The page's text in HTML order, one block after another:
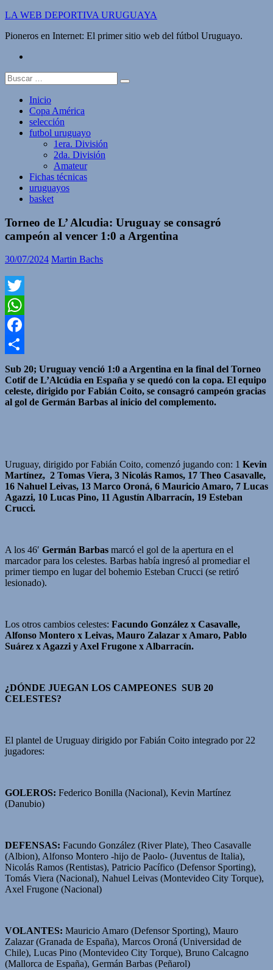
Saltar
contenido
LA WEB DEPORTIVA URUGUAYA
Pioneros en Internet: El primer sitio web del fútbol Uruguayo.
Buscar:
Inicio
Copa América
selección
futbol uruguayo
1era. División
2da. División
Amateur
Fichas técnicas
uruguayos
basket
Torneo de L’ Alcudia: Uruguay se consagró
campeón al vencer 1:0 a Argentina
30/07/2024 Martin Bachs
Twitter
WhatsApp
Facebook
Compartir
Sub 20; Uruguay venció 1:0 a Argentina en la final del Torneo
Cotif de L’Alcúdia en España y se quedó con la copa. El equipo
celeste, dirigido por Fabián Coito, se consagró campeón gracias
al gol de Germán Barbas al inicio del complemento.
Uruguay, dirigido por Fabián Coito, comenzó jugando con: 1 Kevin
Martínez, 2 Tomas Viera, 3 Nicolás Ramos, 17 Theo Casavalle,
16 Nahuel Leivas, 13 Marco Oroná, 6 Mauricio Amaro, 7 Lucas
Agazzi, 10 Lucas Pino, 11 Agustín Albarracín, 19 Esteban
Crucci.
A los 46′ Germán Barbas marcó el gol de la apertura en el
marcador para los celestes. Barbas había ingresó al promediar el
primer tiempo en lugar del bohemio Esteban Crucci (se retiró
lesionado).
Los otros cambios celestes: Facundo González x Casavalle,
Alfonso Montero x Leivas, Mauro Zalazar x Amaro, Pablo
Suárez x Agazzi y Axel Frugone x Albarracín.
¿DÓNDE JUEGAN LOS CAMPEONES SUB 20
CELESTES?
El plantel de Uruguay dirigido por Fabián Coito integrado por 22
jugadores:
GOLEROS: Federico Bonilla (Nacional), Kevin Martínez
(Danubio)
DEFENSAS: Facundo González (River Plate), Theo Casavalle
(Albion), Alfonso Montero -hijo de Paolo- (Juventus de Italia),
Nicolás Ramos (Rentistas), Patricio Pacífico (Defensor Sporting),
Tomás Viera (Nacional), Nahuel Leivas (Montevideo City Torque),
Axel Frugone (Nacional)
VOLANTES: Mauricio Amaro (Defensor Sporting), Mauro
Zalazar (Granada de España), Marcos Oroná (Universidad de
Chile), Lucas Pino (Montevideo City Torque), Bruno Calcagno
(Mallorca de España), Germán Barbas (Peñarol)